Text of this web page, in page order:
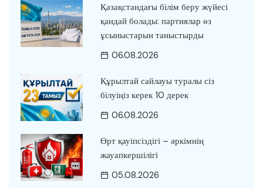
Қазақстандағы білім беру жүйесі
қандай болады: партиялар өз
ұсыныстарын таныстырды
06.08.2026
Құрылтай сайлауы туралы сіз
білуіңіз керек 10 дерек
06.08.2026
Өрт қауіпсіздігі – әркімнің
жауапкершілігі
05.08.2026